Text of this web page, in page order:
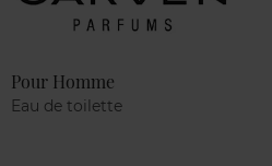
Pour Homme
Eau de toilette